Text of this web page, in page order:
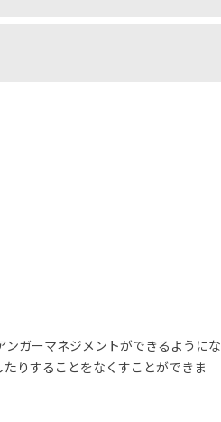
ガーマネジメントができるようにな
りすることをなくすことができま